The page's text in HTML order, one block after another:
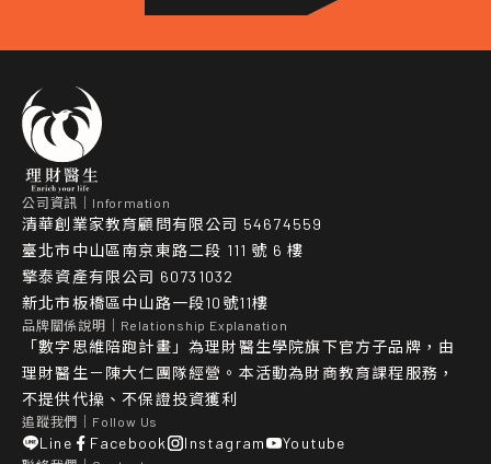
公司資訊｜Information
清華創業家教育顧問有限公司 54674559
臺北市中山區南京東路二段 111 號 6 樓
擎泰資產有限公司 60731032
新北市板橋區中山路一段10號11樓
品牌關係說明｜Relationship Explanation
「數字思維陪跑計畫」為理財醫生學院旗下官方子品牌，由
理財醫生－陳大仁團隊經營。本活動為財商教育課程服務，
不提供代操、不保證投資獲利
追蹤我們｜Follow Us
Line Facebook Instagram Youtube